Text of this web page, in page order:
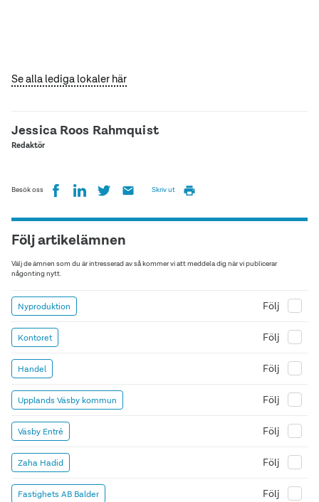
Se alla lediga lokaler här
Jessica Roos Rahmquist
Redaktör
Besök oss Skriv ut
Följ artikelämnen
Välj de ämnen som du är intresserad av så kommer vi att meddela dig när vi publicerar
någonting nytt.
Nyproduktion Följ
Kontoret Följ
Handel Följ
Upplands Väsby kommun Följ
Väsby Entré Följ
Zaha Hadid Följ
Fastighets AB Balder Följ